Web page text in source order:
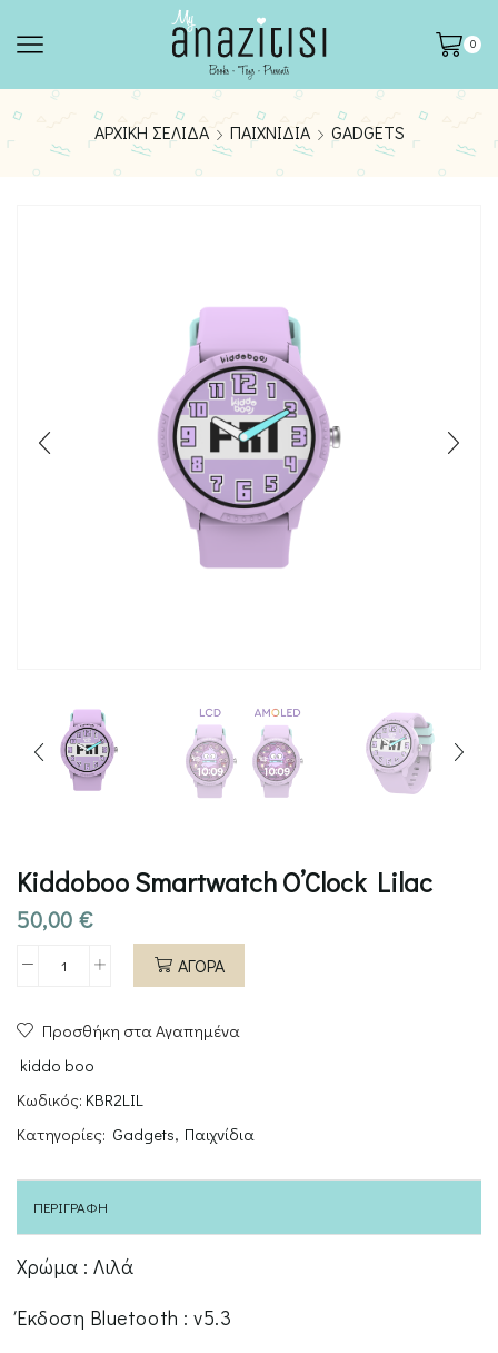
0
ΑΡΧΙΚΉ ΣΕΛΊΔΑ ΠΑΙΧΝΊΔΙΑ GADGETS
Kiddoboo Smartwatch O’Clock Lilac
50,00 €
Kiddoboo
O’Clock
Lilac
ποσότητα
ΑΓΟΡΑ
Προσθήκη στα Αγαπημένα
kiddo boo
Κωδικός: KBR2LIL
Κατηγορίες: Gadgets, Παιχνίδια
ΠΕΡΙΓΡΑΦΉ
Χρώμα : Λιλά
Έκδοση Bluetooth : v5.3